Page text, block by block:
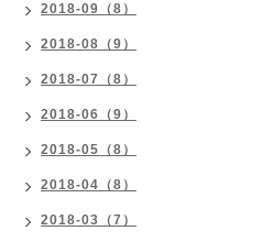
2018-09（8）
2018-08（9）
2018-07（8）
2018-06（9）
2018-05（8）
2018-04（8）
2018-03（7）